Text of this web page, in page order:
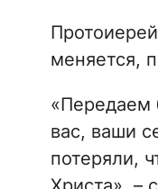
меняется,
«Передаем
вас, ваши
потеряли,